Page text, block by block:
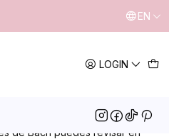
LOGIN
EN
de Bach puedes revisar en